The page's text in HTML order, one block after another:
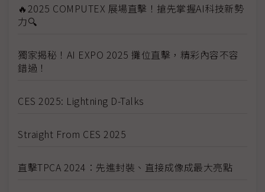
🔥2025 COMPUTEX 展場直擊！搶先掌握AI科技新勢
力🔍
獨家揭秘！AI EXPO 2025 攤位直擊，精彩內容不容
錯過！
CES 2025: Lightning D-Talks
Straight From CES 2025
直擊TPCA 2024：先進封裝、直接成像成最大亮點